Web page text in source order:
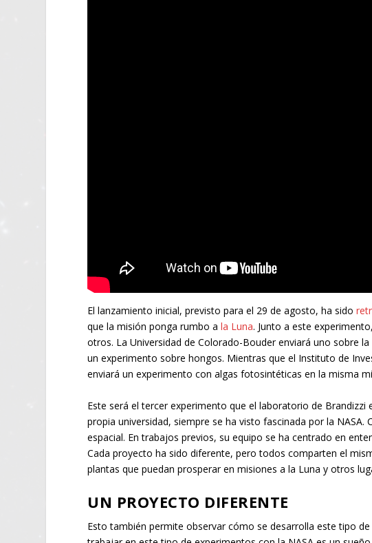
El lanzamiento inicial, previsto para el 29 de agosto, ha sido
que la misión ponga rumbo ala Luna. Junto a este
otros. La Universidad de Colorado-Bouder enviará uno sobre
un experimento sobre hongos. Mientras que el Instituto de
enviará un experimento con algas fotosintéticas en la misma
Este será el tercer experimento que el laboratorio de Brandizzi
propia universidad, siempre se ha visto fascinada por la
espacial. En trabajos previos, su equipo se ha centrado en
Cada proyecto ha sido diferente, pero todos comparten el
plantas que puedan prosperar en misiones a la Luna y otros
UN PROYECTO DIFERENTE
Esto también permite observar cómo se desarrolla este tipo